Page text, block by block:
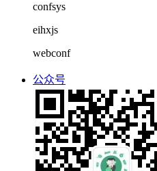
confsys
eihxjs
webconf
公众号